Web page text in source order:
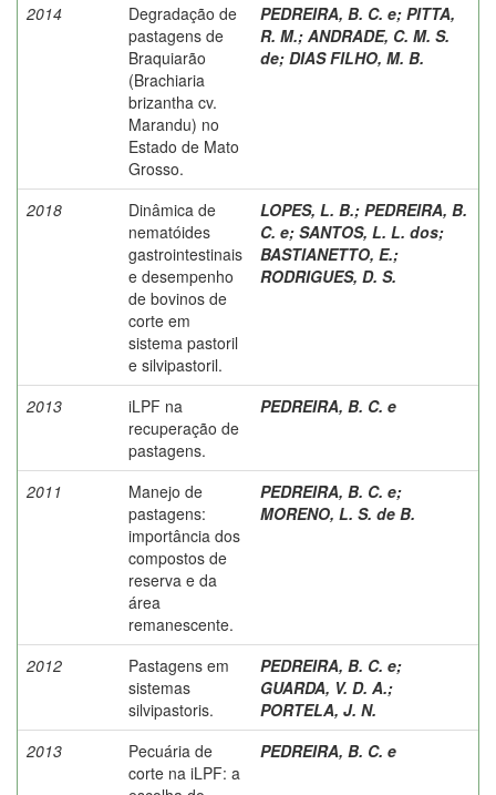
2014
Degradação de
pastagens de
Braquiarão
(Brachiaria
brizantha cv.
Marandu) no
Estado de Mato
Grosso.
PEDREIRA, B. C. e; PITTA,
R. M.; ANDRADE, C. M. S.
de; DIAS FILHO, M. B.
2018
Dinâmica de
nematóides
gastrointestinais
e desempenho
de bovinos de
corte em
sistema pastoril
e silvipastoril.
LOPES, L. B.; PEDREIRA, B.
C. e; SANTOS, L. L. dos;
BASTIANETTO, E.;
RODRIGUES, D. S.
2013
iLPF na
recuperação de
pastagens.
PEDREIRA, B. C. e
2011
Manejo de
pastagens:
importância dos
compostos de
reserva e da
área
remanescente.
PEDREIRA, B. C. e;
MORENO, L. S. de B.
2012
Pastagens em
sistemas
silvipastoris.
PEDREIRA, B. C. e;
GUARDA, V. D. A.;
PORTELA, J. N.
2013
Pecuária de
corte na iLPF: a
PEDREIRA, B. C. e